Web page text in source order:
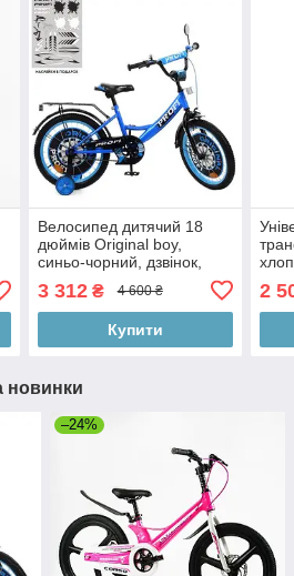
Велосипед дитячий 18
дюймів Original boy,
синьо-чорний, дзвінок,
3 312₴ 4 600 ₴
Купити
2
новинки
–24%